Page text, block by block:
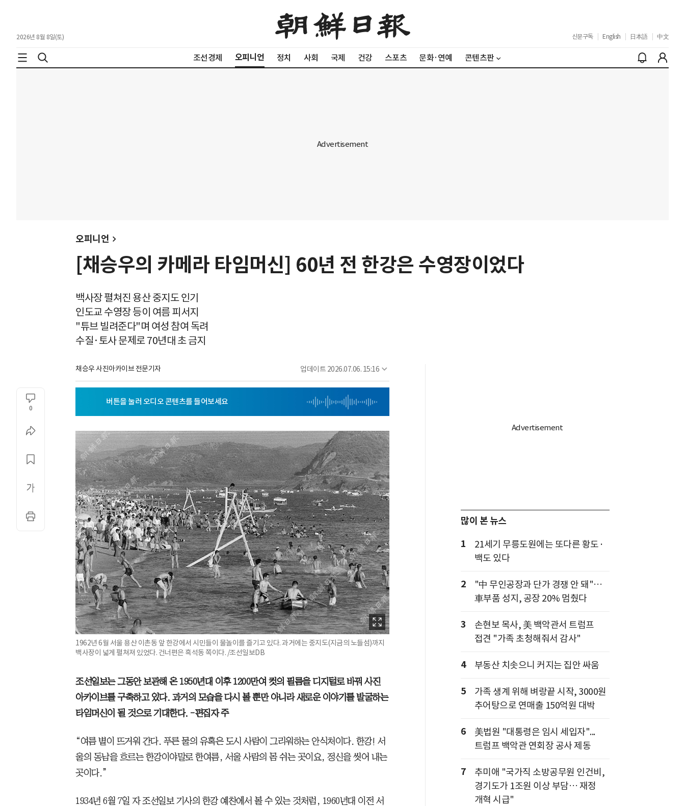
2026년 8월 8일(토) 신문구독 English 日本語 中文
조선경제 오피니언 정치 사회 국제 건강 스포츠 문화·연예 콘텐츠판
오피니언
[채승우의 카메라 타임머신] 60년 전 한강은 수영장이었다
백사장 펼쳐진 용산 중지도 인기
인도교 수영장 등이 여름 피서지
"튜브 빌려준다"며 여성 참여 독려
수질·토사 문제로 70년대 초 금지
채승우 사진아카이브 전문기자 업데이트 2026.07.06. 15:16
0
1962년 6월 서울 용산 이촌동 앞 한강에서 시민들이 물놀이를 즐기고 있다. 과거에는 중지도(지금의 노들섬)까지
백사장이 넓게 펼쳐져 있었다. 건너편은 흑석동 쪽이다. /조선일보DB
조선일보는 그동안 보관해 온 1950년대 이후 1200만여 컷의 필름을 디지털로 바꿔 사진
아카이브를 구축하고 있다. 과거의 모습을 다시 볼 뿐만 아니라 새로운 이야기를 발굴하는
타임머신이 될 것으로 기대한다. -편집자 주
“여름 볕이 뜨거워 간다. 푸른 물의 유혹은 도시 사람이 그리워하는 안식처이다. 한강! 서
울의 동남을 흐르는 한강이야말로 한여름, 서울 사람의 몸 쉬는 곳이요, 정신을 씻어 내는
곳이다.”
1934년 6월 7일 자 조선일보 기사의 한강 예찬에서 볼 수 있는 것처럼, 1960년대 이전 서
많이 본 뉴스
1
21세기 무릉도원에는 또다른 황도·
백도 있다
2
"中 무인공장과 단가 경쟁 안 돼"…
車부품 성지, 공장 20% 멈췄다
3
손현보 목사, 美 백악관서 트럼프
접견 "가족 초청해줘서 감사"
4 부동산 치솟으니 커지는 집안 싸움
5
가족 생계 위해 벼랑끝 시작, 3000원
추어탕으로 연매출 150억원 대박
6
美법원 "대통령은 임시 세입자"...
트럼프 백악관 연회장 공사 제동
7
추미애 "국가직 소방공무원 인건비,
경기도가 1조원 이상 부담… 재정
개혁 시급"